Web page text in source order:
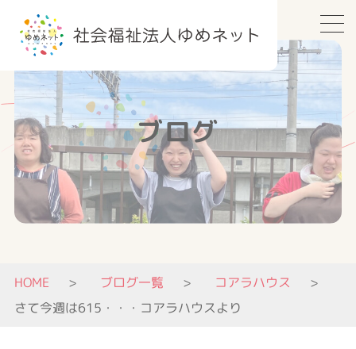
ブログ
HOME ブログ一覧
コアラハウス
さて今週は615・・・コアラハウスより